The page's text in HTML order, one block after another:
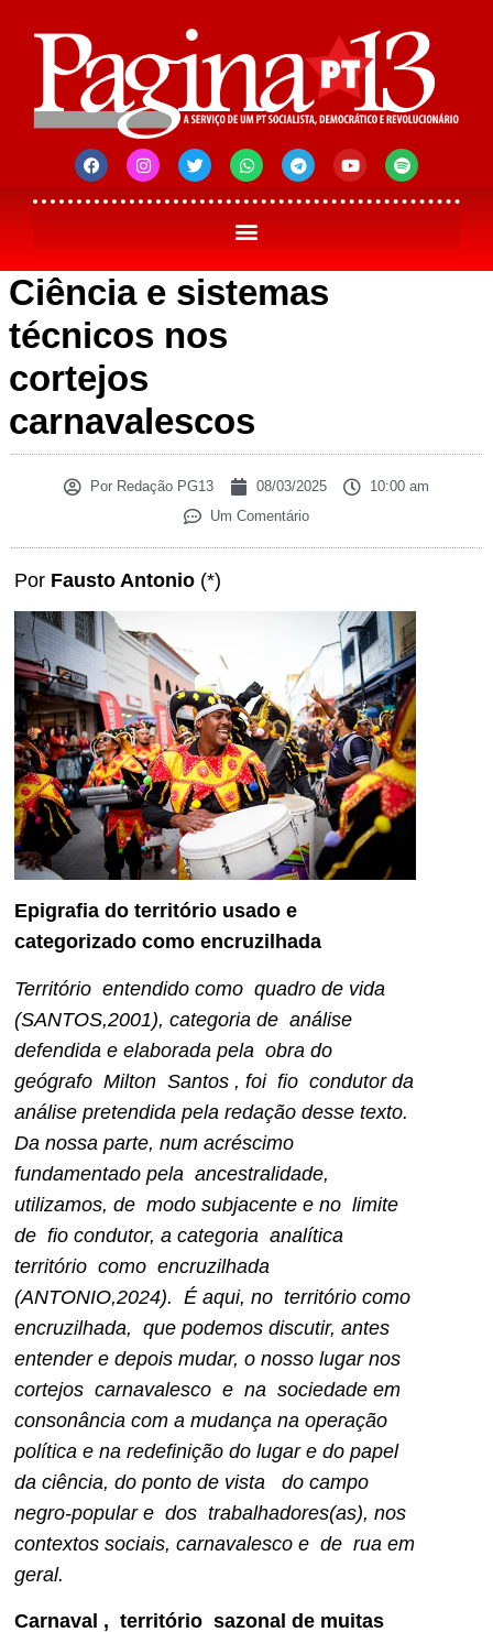
Ciência e sistemas
técnicos nos
cortejos
carnavalescos
Por Redação PG13 08/03/2025
10:00 am
Um Comentário
Por Fausto Antonio (*)
Epigrafia do território usado e
categorizado como encruzilhada
Território entendido como quadro de vida
(SANTOS,2001), categoria de análise
defendida e elaborada pela obra do
geógrafo Milton Santos , foi fio condutor da
análise pretendida pela redação desse texto.
Da nossa parte, num acréscimo
fundamentado pela ancestralidade,
utilizamos, de modo subjacente e no limite
de fio condutor, a categoria analítica
território como encruzilhada
(ANTONIO,2024). É aqui, no território como
encruzilhada, que podemos discutir, antes
entender e depois mudar, o nosso lugar nos
cortejos carnavalesco e na sociedade em
consonância com a mudança na operação
política e na redefinição do lugar e do papel
da ciência, do ponto de vista do campo
negro-popular e dos trabalhadores(as), nos
contextos sociais, carnavalesco e de rua em
geral.
Carnaval , território sazonal de muitas